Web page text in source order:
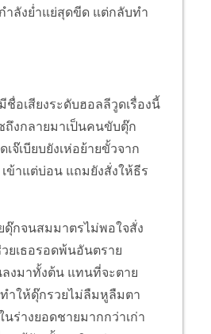
ำลังย่ำแย่สุดขีด แต่กลับทำ
อเสียงระดับฮอลลีวูดเรื่องนี้
ถึงกลายมาเป็นคนขับตุ๊ก
เบียบยังเห่อย้ายขั้วจาก
ข้าแต่บ่อน แถมยังสั่งให้ธีร
กจนสมมาตรไม่พอใจสั่ง
ยเธอรอดพ้นอันตราย
งมาทั้งต้น แทนที่จะตาย
ำให้ดุ๊กรวยไม่ลืมหูลืมตา
ร่างยอดชายมากกว่าเก่า